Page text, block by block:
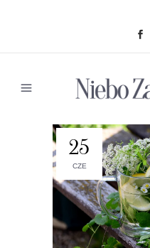
25
CZE